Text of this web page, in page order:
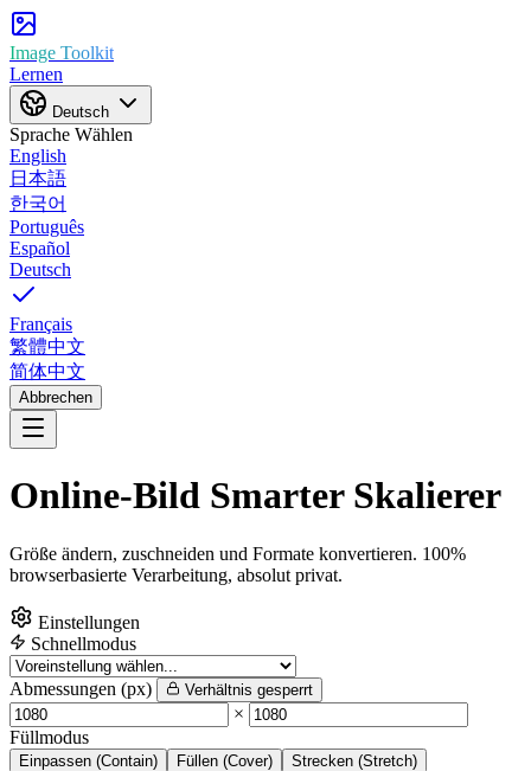
Image Toolkit
Lernen
Deutsch
Sprache Wählen
English
日本語
한국어
Português
Español
Deutsch
Français
繁體中文
简体中文
Abbrechen
Online-Bild Smarter Skalierer
Größe ändern, zuschneiden und Formate konvertieren. 100%
browserbasierte Verarbeitung, absolut privat.
Einstellungen
Schnellmodus
Abmessungen (px) Verhältnis gesperrt
×
Füllmodus
Einpassen (Contain) Füllen (Cover) Strecken (Stretch)